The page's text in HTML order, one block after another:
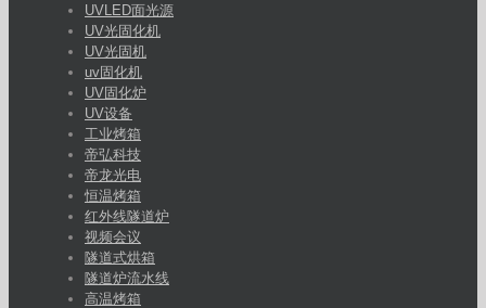
UVLED面光源
UV光固化机
UV光固机
uv固化机
UV固化炉
UV设备
工业烤箱
帝弘科技
帝龙光电
恒温烤箱
红外线隧道炉
视频会议
隧道式烘箱
隧道炉流水线
高温烤箱